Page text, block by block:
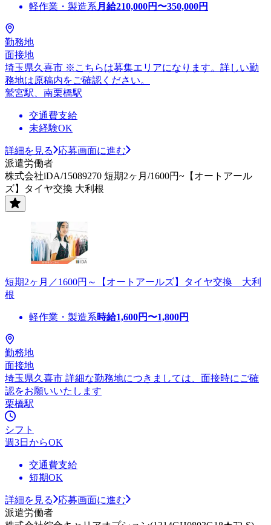
軽作業・製造系 月給210,000円〜350,000円
勤務地
面接地
埼玉県久喜市 ※こちらは募集エリアになります。詳しい勤
務地は原稿内をご確認ください。
鷲宮駅、南栗橋駅
交通費支給
未経験OK
詳細を見る
応募画面に進む
派遣労働者
株式会社iDA/15089270 短期2ヶ月/1600円~【オートアール
ズ】タイヤ交換 大利根
短期2ヶ月／1600円～【オートアールズ】タイヤ交換 大利
根
軽作業・製造系時給1,600円〜1,800円
勤務地
面接地
埼玉県久喜市 詳細な勤務地につきましては、面接時にご確
認をお願いいたします
栗橋駅
シフト
週3日からOK
交通費支給
短期OK
詳細を見る
応募画面に進む
派遣労働者